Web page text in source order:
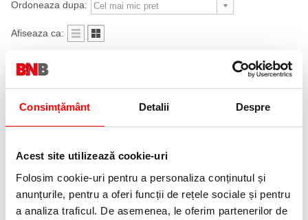
Consimțământ Detalii Despre
Acest site utilizează cookie-uri
Folosim cookie-uri pentru a personaliza conținutul și
anunțurile, pentru a oferi funcții de rețele sociale și pentru
a analiza traficul. De asemenea, le oferim partenerilor de
Ordoneaza dupa:
Afiseaza ca:
glicerina 5L, CLOVIN
34,99 lei (pret cu TVA)
cu glicerina, Clovin
34,99 lei (pret cu TVA)